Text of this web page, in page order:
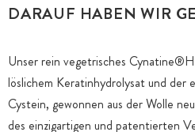
DARAUF HABEN WIR
Unser rein vegetrisches
löslichem Keratinhydrolysat und der
Cystein, gewonnen aus der Wolle
des einzigartigen und patentierten